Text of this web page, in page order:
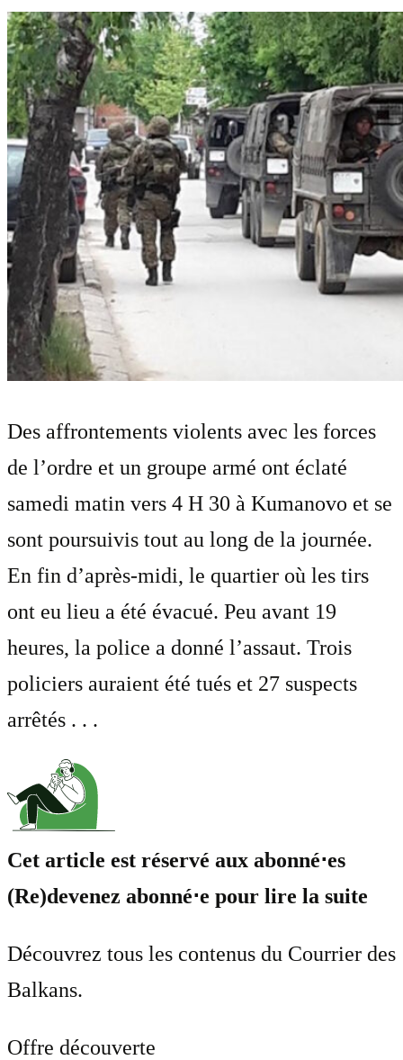
Des affrontements violents avec les forces
de l’ordre et un groupe armé ont éclaté
samedi matin vers 4 H 30 à Kumanovo et se
sont poursuivis tout au long de la journée.
En fin d’après-midi, le quartier où les tirs
ont eu lieu a été évacué. Peu avant 19
heures, la police a donné l’assaut. Trois
policiers auraient été tués et 27 suspects
arrêtés . . .
Cet article est réservé aux abonné⋅es
(Re)devenez abonné⋅e pour lire la suite
Découvrez tous les contenus du Courrier des
Balkans.
Offre découverte